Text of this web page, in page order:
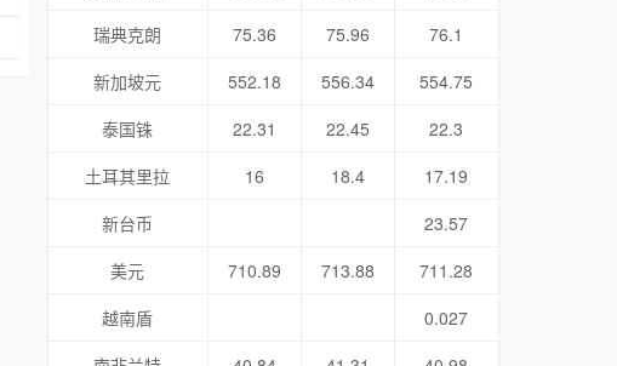
瑞典克朗
75.36 75.96
76.1
新加坡元
552.18 556.34
554.75
泰国铢
22.31 22.45
22.3
土耳其里拉
16 18.4
17.19
新台币
23.57
美元
710.89 713.88
711.28
越南盾
0.027